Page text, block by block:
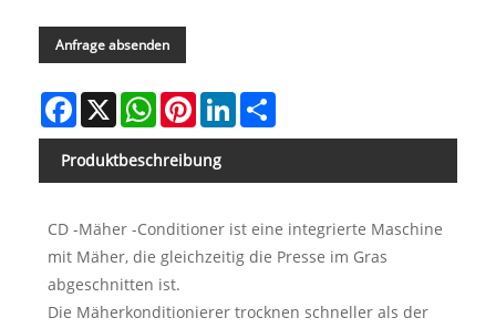
Anfrage absenden
Facebook
X WhatsAppPinterestLinkedIn
Produktbeschreibung
CD -Mäher -Conditioner ist eine integrierte Maschine
mit Mäher, die gleichzeitig die Presse im Gras
abgeschnitten ist.
Die Mäherkonditionierer trocknen schneller als der